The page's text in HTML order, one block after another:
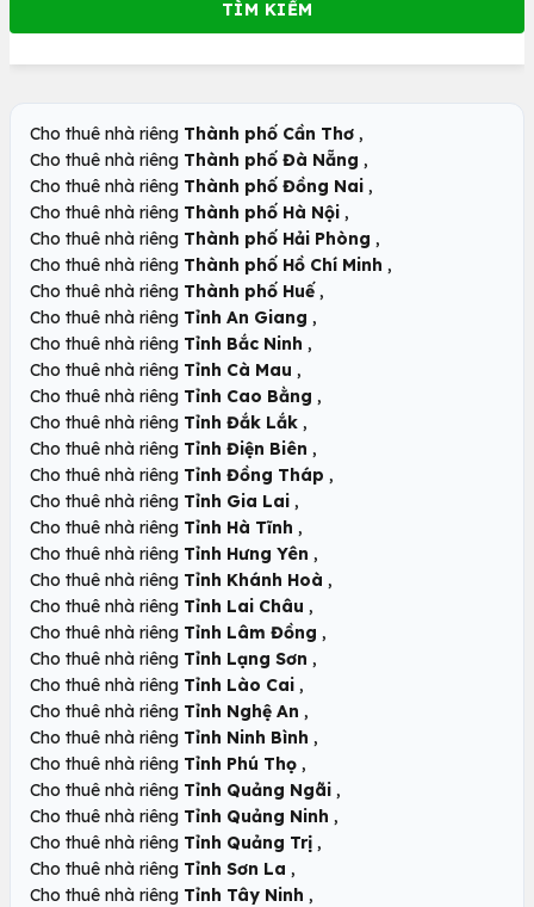
Cho thuê nhà riêng Thành phố Cần Thơ ,
Cho thuê nhà riêng Thành phố Đà Nẵng ,
Cho thuê nhà riêng Thành phố Đồng Nai ,
Cho thuê nhà riêng Thành phố Hà Nội ,
Cho thuê nhà riêng Thành phố Hải Phòng ,
Cho thuê nhà riêng Thành phố Hồ Chí Minh ,
Cho thuê nhà riêng Thành phố Huế ,
Cho thuê nhà riêng Tỉnh An Giang ,
Cho thuê nhà riêng Tỉnh Bắc Ninh ,
Cho thuê nhà riêng Tỉnh Cà Mau ,
Cho thuê nhà riêng Tỉnh Cao Bằng ,
Cho thuê nhà riêng Tỉnh Đắk Lắk ,
Cho thuê nhà riêng Tỉnh Điện Biên ,
Cho thuê nhà riêng Tỉnh Đồng Tháp ,
Cho thuê nhà riêng Tỉnh Gia Lai ,
Cho thuê nhà riêng Tỉnh Hà Tĩnh ,
Cho thuê nhà riêng Tỉnh Hưng Yên ,
Cho thuê nhà riêng Tỉnh Khánh Hoà ,
Cho thuê nhà riêng Tỉnh Lai Châu ,
Cho thuê nhà riêng Tỉnh Lâm Đồng ,
Cho thuê nhà riêng Tỉnh Lạng Sơn ,
Cho thuê nhà riêng Tỉnh Lào Cai ,
Cho thuê nhà riêng Tỉnh Nghệ An ,
Cho thuê nhà riêng Tỉnh Ninh Bình ,
Cho thuê nhà riêng Tỉnh Phú Thọ ,
Cho thuê nhà riêng Tỉnh Quảng Ngãi ,
Cho thuê nhà riêng Tỉnh Quảng Ninh ,
Cho thuê nhà riêng Tỉnh Quảng Trị ,
Cho thuê nhà riêng Tỉnh Sơn La ,
Cho thuê nhà riêng Tỉnh Tây Ninh ,